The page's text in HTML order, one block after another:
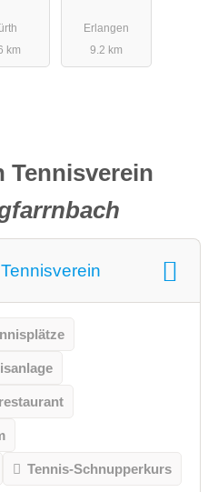
km
Erlangen
9.2 km
Tennisverein
Tennis-Schnupperkurs